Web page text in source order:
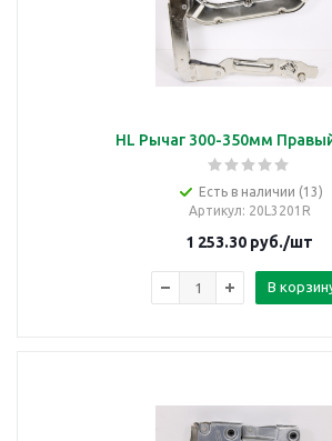
HL Рычаг 300-350мм
Есть в наличии (13)
Артикул: 20L3201R
1 253.30 руб./шт
В